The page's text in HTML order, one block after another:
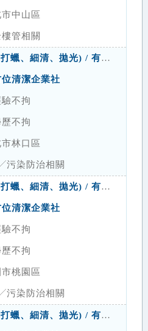
中山區
管相關
清潔工程人員 (洗地、打蠟、細清、拋光) / 有無經驗皆可
清潔企業社
不拘
不拘
林口區
污染防治相關
清潔工程人員 (洗地、打蠟、細清、拋光) / 有無經驗皆可
清潔企業社
不拘
不拘
桃園區
污染防治相關
清潔工程人員 (洗地、打蠟、細清、拋光) / 有無經驗皆可